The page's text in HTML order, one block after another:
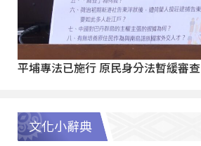
平埔專法已施行 原民身分法暫緩審查
文化小辭典